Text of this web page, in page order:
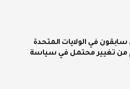
في الولايات المتحدة
من تغيير محتمل في سياسة